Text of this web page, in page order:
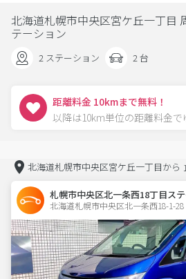
北海道札幌市中央区宮ケ丘一丁目
テーション
2 ステーション 2 台
距離料金 10kmまで無料！
以降は10km単位の距離料金で
北海道札幌市中央区宮ケ丘一丁目から
札幌市中央区北一条西18丁目ス
北海道札幌市中央区北一条西18-1-28